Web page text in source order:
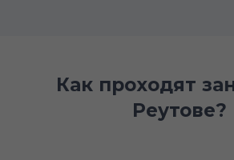
Как проходят
Реутове?